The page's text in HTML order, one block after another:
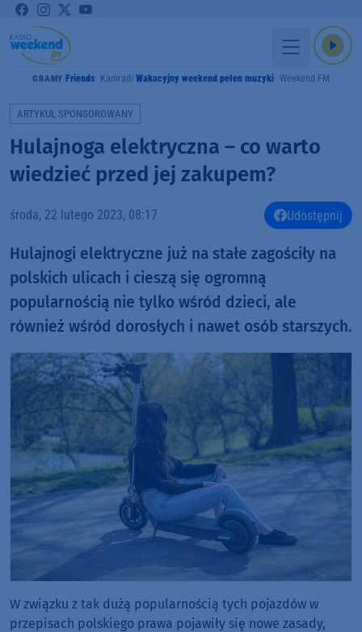
GRAMY Friends Kamrad Wakacyjny weekend pełen muzyki Weekend FM
ARTYKUŁ SPONSOROWANY
Hulajnoga elektryczna – co warto
wiedzieć przed jej zakupem?
środa, 22 lutego 2023, 08:17 Udostępnij
Hulajnogi elektryczne już na stałe zagościły na
polskich ulicach i cieszą się ogromną
popularnością nie tylko wśród dzieci, ale
również wśród dorosłych i nawet osób starszych.
W związku z tak dużą popularnością tych pojazdów w
przepisach polskiego prawa pojawiły się nowe zasady,